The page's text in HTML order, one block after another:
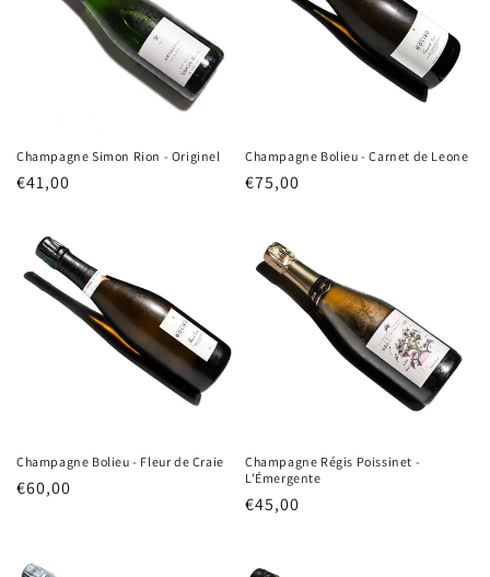
Champagne Simon Rion - Originel
Normale
€41,00
Champagne Bolieu - Carnet de Leone
Normale
€75,00
Champagne Bolieu - Fleur de Craie
Normale
€60,00
Champagne Régis Poissinet -
L’Émergente
Normale
€45,00